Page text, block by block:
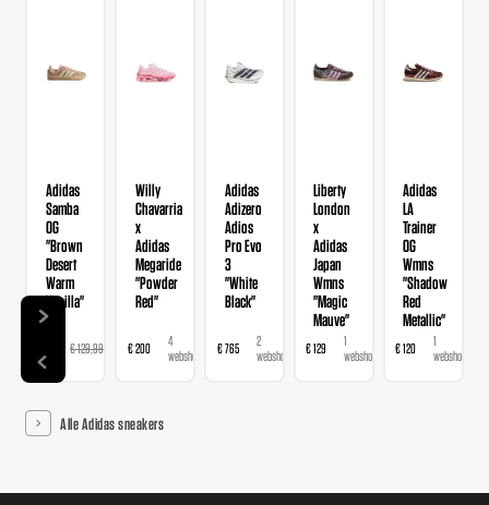
Adidas
Samba
OG
"Brown
Desert
Warm
Vanilla"
€ 129,99
webshops
Willy
Chavarria
x
Adidas
Megaride
"Powder
Red"
€ 200
4
webshops
Adidas
Adizero
Adios
Pro Evo
3
"White
Black"
€ 765
2
webshops
Liberty
London
x
Adidas
Japan
Wmns
"Magic
Mauve"
€ 129
1
webshop
Adidas
LA
Trainer
OG
Wmns
"Shadow
Red
Metallic"
€ 120
1
webshop
Alle Adidas sneakers